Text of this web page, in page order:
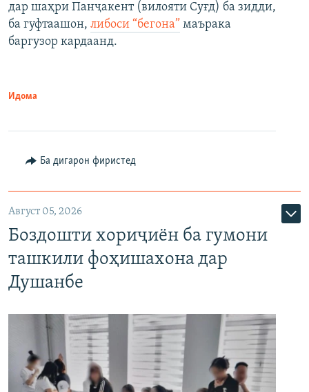
дар шаҳри Панҷакент (вилояти Суғд) ба зидди,
ба гуфтаашон, либоси “бегона” маърака
баргузор кардаанд.
Идома
Ба дигарон фиристед
Август 05, 2026
Боздошти хориҷиён ба гумони
ташкили фоҳишахона дар
Душанбе